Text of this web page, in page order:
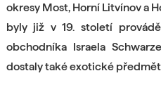
okresy Most, Horní Litvínov a
byly již v 19. století
obchodníka Israela
dostaly také exotické